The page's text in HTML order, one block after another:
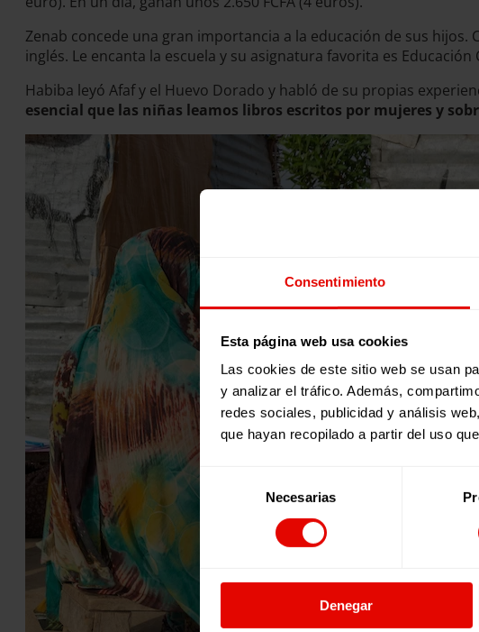
Consentimiento
Esta página web usa cookies
Las cookies de este sitio web se usan
y analizar el tráfico. Además,
redes sociales, publicidad y análisis
que hayan recopilado a partir del uso
consentimiento
Necesarias
Denegar
Zenab concede una gran importancia a la educación de sus hijos.
inglés. Le encanta la escuela y su asignatura favorita es Educación
Habiba leyó Afaf y el Huevo Dorado y habló de su propias
esencial que las niñas leamos libros escritos por mujeres y